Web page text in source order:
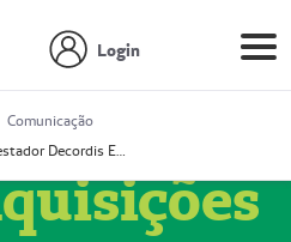
Login
Comunicação
Prestador Decordis Exames Cardiológicos LTDA (51004346-0)